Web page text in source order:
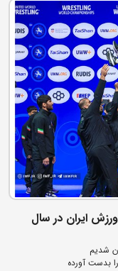
ایران در سال